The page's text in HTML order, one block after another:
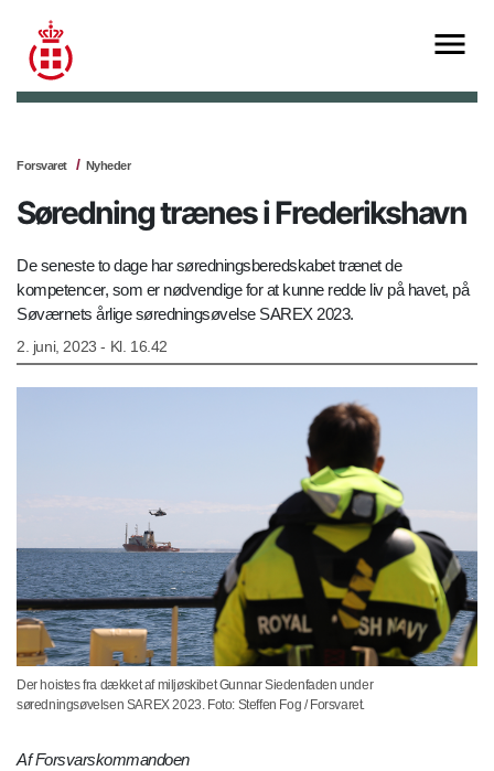
Forsvaret Nyheder
Søredning trænes i Frederikshavn
De seneste to dage har søredningsberedskabet trænet de
kompetencer, som er nødvendige for at kunne redde liv på havet, på
Søværnets årlige søredningsøvelse SAREX 2023.
2. juni, 2023 - Kl. 16.42
Der hoistes fra dækket af miljøskibet Gunnar Siedenfaden under
søredningsøvelsen SAREX 2023. Foto: Steffen Fog / Forsvaret.
Af Forsvarskommandoen